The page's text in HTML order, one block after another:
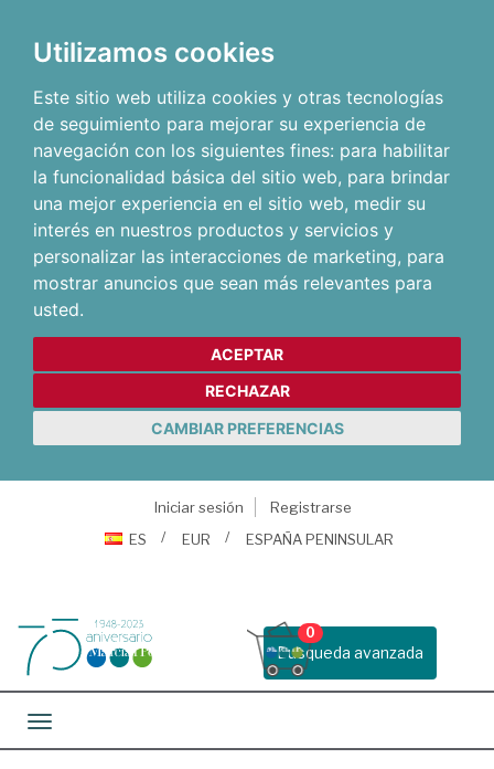
Utilizamos cookies
Este sitio web utiliza cookies y otras tecnologías
de seguimiento para mejorar su experiencia de
navegación con los siguientes fines: para habilitar
la funcionalidad básica del sitio web, para brindar
una mejor experiencia en el sitio web, medir su
interés en nuestros productos y servicios y
personalizar las interacciones de marketing, para
mostrar anuncios que sean más relevantes para
usted.
ACEPTAR
RECHAZAR
CAMBIAR PREFERENCIAS
Iniciar sesión
Registrarse
ES
EUR ESPAÑA PENINSULAR
Busqueda avanzada
0
Toggle navigation